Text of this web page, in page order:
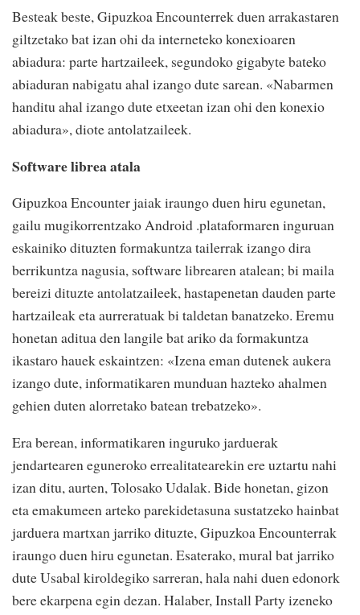
Besteak beste, Gipuzkoa Encounterrek duen arrakastaren
giltzetako bat izan ohi da interneteko konexioaren
abiadura: parte hartzaileek, segundoko gigabyte bateko
abiaduran nabigatu ahal izango dute sarean. «Nabarmen
handitu ahal izango dute etxeetan izan ohi den konexio
abiadura», diote antolatzaileek.
Software librea atala
Gipuzkoa Encounter jaiak iraungo duen hiru egunetan,
gailu mugikorrentzako Android .plataformaren inguruan
eskainiko dituzten formakuntza tailerrak izango dira
berrikuntza nagusia, software librearen atalean; bi maila
bereizi dituzte antolatzaileek, hastapenetan dauden parte
hartzaileak eta aurreratuak bi taldetan banatzeko. Eremu
honetan aditua den langile bat ariko da formakuntza
ikastaro hauek eskaintzen: «Izena eman dutenek aukera
izango dute, informatikaren munduan hazteko ahalmen
gehien duten alorretako batean trebatzeko».
Era berean, informatikaren inguruko jarduerak
jendartearen eguneroko errealitatearekin ere uztartu nahi
izan ditu, aurten, Tolosako Udalak. Bide honetan, gizon
eta emakumeen arteko parekidetasuna sustatzeko hainbat
jarduera martxan jarriko dituzte, Gipuzkoa Encounterrak
iraungo duen hiru egunetan. Esaterako, mural bat jarriko
dute Usabal kiroldegiko sarreran, hala nahi duen edonork
bere ekarpena egin dezan. Halaber, Install Party izeneko